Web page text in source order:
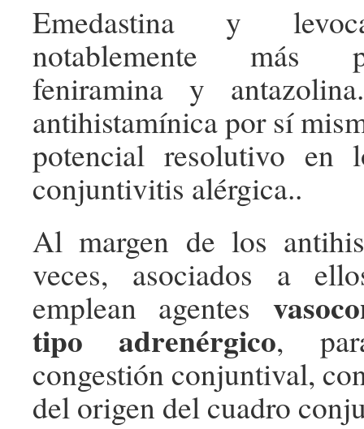
Emedastina y
notablemente más
feniramina y
antihistamínica por sí
potencial resolutivo en
conjuntivitis alérgica..
Al margen de los
veces, asociados a
emplean agentes
tipo adrenérgico,
congestión conjuntival,
del origen del cuadro